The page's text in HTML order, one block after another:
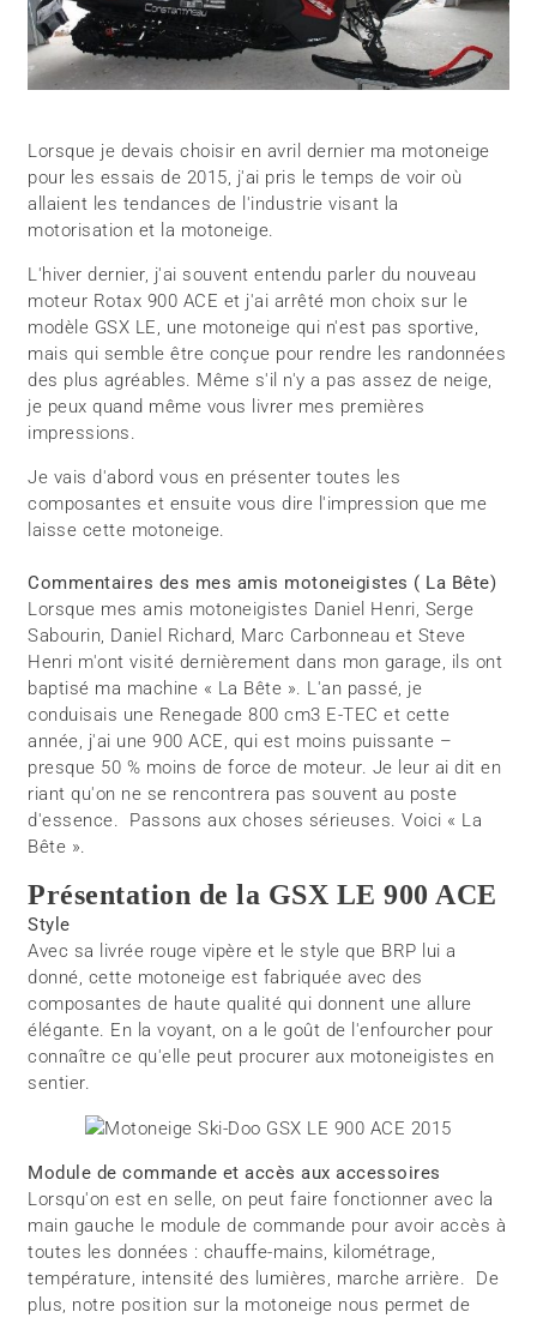
Lorsque je devais choisir en avril dernier ma motoneige
pour les essais de 2015, j'ai pris le temps de voir où
allaient les tendances de l'industrie visant la
motorisation et la motoneige.
L'hiver dernier, j'ai souvent entendu parler du nouveau
moteur Rotax 900 ACE et j'ai arrêté mon choix sur le
modèle GSX LE, une motoneige qui n'est pas sportive,
mais qui semble être conçue pour rendre les randonnées
des plus agréables. Même s'il n'y a pas assez de neige,
je peux quand même vous livrer mes premières
impressions.
Je vais d'abord vous en présenter toutes les
composantes et ensuite vous dire l'impression que me
laisse cette motoneige.
Commentaires des mes amis motoneigistes ( La Bête)
Lorsque mes amis motoneigistes Daniel Henri, Serge
Sabourin, Daniel Richard, Marc Carbonneau et Steve
Henri m'ont visité dernièrement dans mon garage, ils ont
baptisé ma machine « La Bête ». L'an passé, je
conduisais une Renegade 800 cm3 E-TEC et cette
année, j'ai une 900 ACE, qui est moins puissante –
presque 50 % moins de force de moteur. Je leur ai dit en
riant qu'on ne se rencontrera pas souvent au poste
d'essence. Passons aux choses sérieuses. Voici « La
Bête ».
Présentation de la GSX LE 900 ACE
Style
Avec sa livrée rouge vipère et le style que BRP lui a
donné, cette motoneige est fabriquée avec des
composantes de haute qualité qui donnent une allure
élégante. En la voyant, on a le goût de l'enfourcher pour
connaître ce qu'elle peut procurer aux motoneigistes en
sentier.
Module de commande et accès aux accessoires
Lorsqu'on est en selle, on peut faire fonctionner avec la
main gauche le module de commande pour avoir accès à
toutes les données : chauffe-mains, kilométrage,
température, intensité des lumières, marche arrière. De
plus, notre position sur la motoneige nous permet de